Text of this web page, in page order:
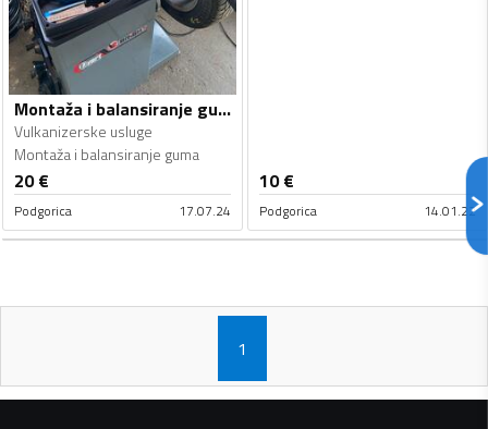
Montaža i balansiranje guma - Vulkanizerske usluge
Vulkanizerske usluge
Montaža i balansiranje guma
20€
Podgorica 17.07.24
10€
Podgorica 14.01.22
1